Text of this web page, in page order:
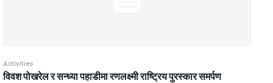
Activities
विवश पोखरेल र सन्ध्या पहाडीमा रणलक्ष्मी राष्ट्रिय पुरस्कार समर्पण